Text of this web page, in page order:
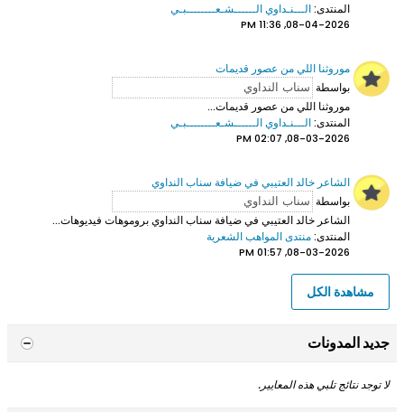
المنتدى:الـــنـداوي الــــــشـعــــــــبـي
08-04-2026, 11:36 PM
موروثنا اللي من عصور قديمات
بواسطة
موروثنا اللي من عصور قديمات...
المنتدى:الـــنـداوي الــــــشـعــــــــبـي
08-03-2026, 02:07 PM
الشاعر خالد العتيبي في ضيافة سناب النداوي
بواسطة
الشاعر خالد العتيبي في ضيافة سناب النداوي بروموهات فيديوهات...
المنتدى:منتدى المواهب الشعرية
08-03-2026, 01:57 PM
مشاهدة الكل
جديد المدونات
لا توجد نتائج تلبي هذه المعايير.